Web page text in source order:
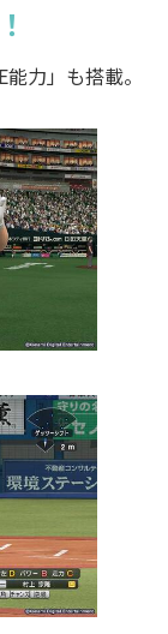
力」も搭載。